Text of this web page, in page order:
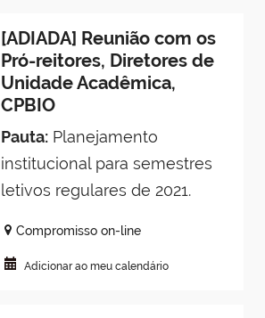
[ADIADA] Reunião com os
Pró-reitores, Diretores de
Unidade Acadêmica,
CPBIO
Pauta:Planejamento
institucional para semestres
letivos regulares de 2021.
Compromisso on-line
Adicionar ao meu calendário